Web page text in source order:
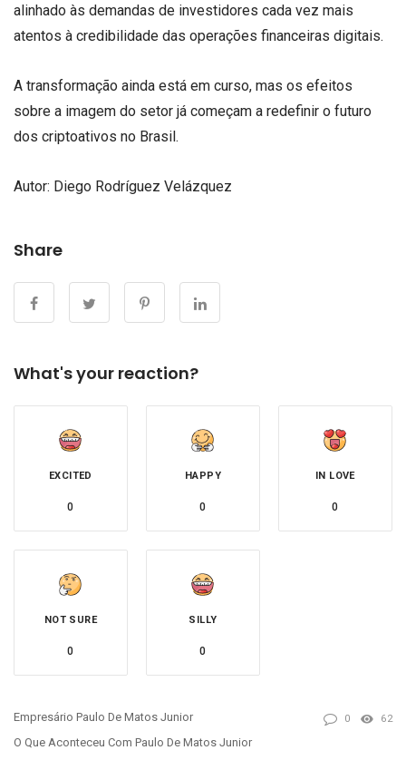
alinhado às demandas de investidores cada vez mais
atentos à credibilidade das operações financeiras digitais.
A transformação ainda está em curso, mas os efeitos
sobre a imagem do setor já começam a redefinir o futuro
dos criptoativos no Brasil.
Autor: Diego Rodríguez Velázquez
Share
What's your reaction?
EXCITED
0
HAPPY
0
IN LOVE
0
NOT SURE
0
SILLY
0
Empresário Paulo De Matos Junior
O Que Aconteceu Com Paulo De Matos Junior
0 62